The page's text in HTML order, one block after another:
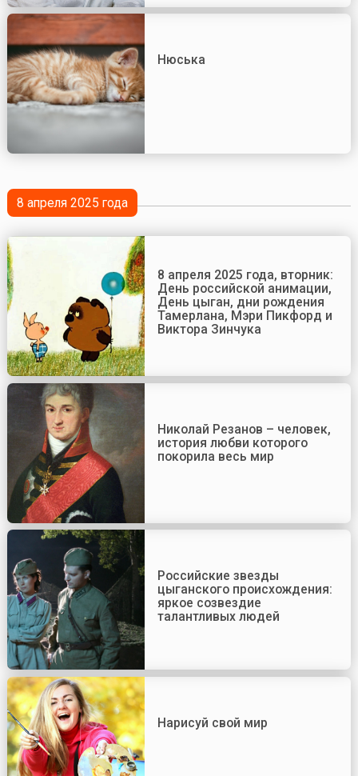
Нюська
8 апреля 2025 года
8 апреля 2025 года, вторник:
День российской анимации,
День цыган, дни рождения
Тамерлана, Мэри Пикфорд и
Виктора Зинчука
Николай Резанов – человек,
история любви которого
покорила весь мир
Российские звезды
цыганского происхождения:
яркое созвездие
талантливых людей
Нарисуй свой мир